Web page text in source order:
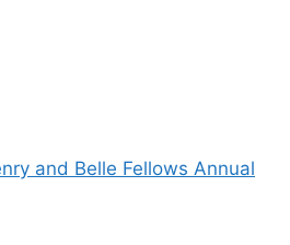
and Belle Fellows Annual